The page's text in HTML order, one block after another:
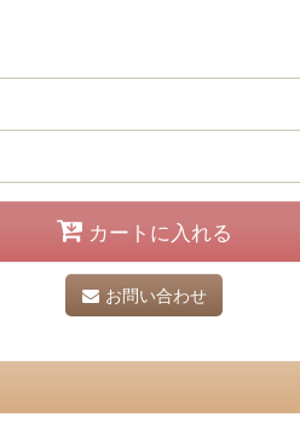
カートに入れる
お問い合わせ